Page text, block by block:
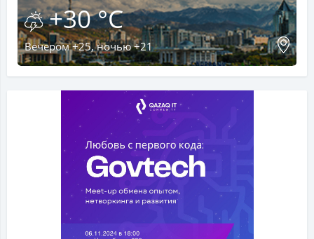
+30 °C
Вечером +25, ночью +21